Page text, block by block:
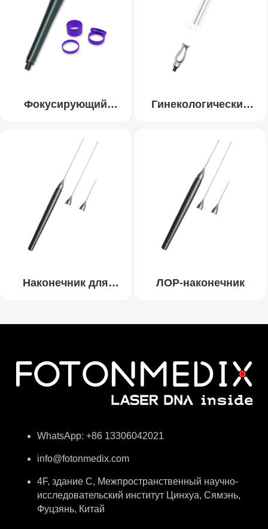
Фокусирующий
Гинекологический
Наконечник для
ЛОР-наконечник
WhatsApp: +86 13306042021
info@fotonmedix.com
4F, здание C, Межпространственный научно-
исследовательский институт Цинхуа, Сямэнь,
Фуцзянь, Китай